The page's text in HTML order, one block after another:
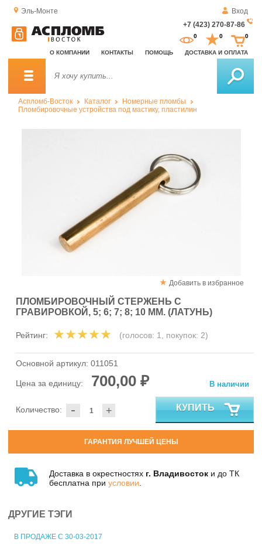
Эль-Монте
Вход
+7 (423) 270-87-86
О КОМПАНИИ КОНТАКТЫ ПОМОЩЬ ДОСТАВКА И ОПЛАТА
0 0 0
Аспломб-Восток Каталог
Номерные пломбы
Пломбировочные устройства под мастику, пластилин
Добавить в избранное
ПЛОМБИРОВОЧНЫЙ СТЕРЖЕНЬ С
ГРАВИРОВКОЙ, 5; 6; 7; 8; 10 ММ. (ЛАТУНЬ)
Рейтинг: (голосов: 1, покупок: 2)
Основной артикул: 011051
Цена за единицу: 700,00 ₽
- +
Количество:
В наличии
КУПИТЬ
ГАРАНТИЯ ЛУЧШЕЙ ЦЕНЫ
Доставка в окрестностях г. Владивосток и до ТК
бесплатна при условии
ДРУГИЕ ТЭГИ
В ПРОДАЖЕ С 30-03-2017